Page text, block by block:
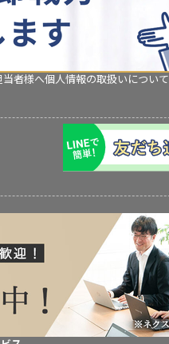
当者様へ個人情報の取扱いについて